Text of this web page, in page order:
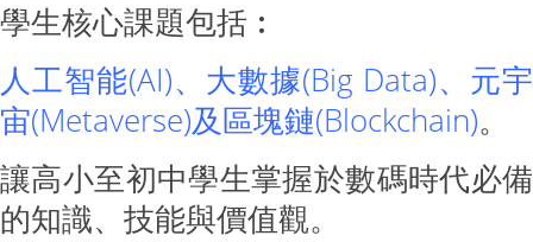
學生核心課題包括︰
人工智能(AI)、大數據(Big Data)、 元宇
宙(Metaverse)及區塊鏈(Blockchain)。
讓高小至初中學生掌握於數碼時代必備
的知識、技能與價值觀。